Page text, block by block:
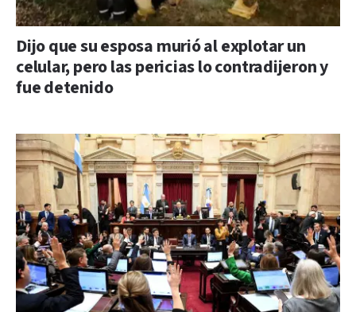
Dijo que su esposa murió al explotar un
celular, pero las pericias lo contradijeron y
fue detenido